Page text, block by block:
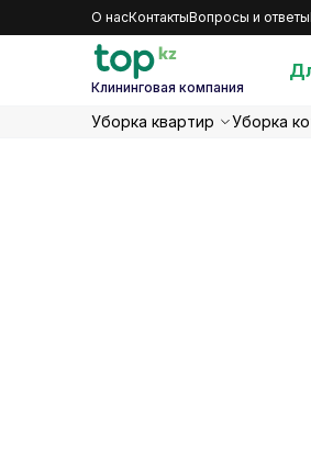
О насКонтактыВопросы и ответы
Клининговая компания
Уборка квартир Уборка